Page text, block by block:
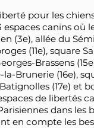
pour les
espaces canins où
(3e), allée du
(11e), square
Brassens
Brunerie (16e),
(17e) et
de libertés
dans les
en compte les